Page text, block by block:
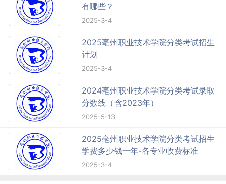
有哪些？
2025-3-4
2025亳州职业技术学院分类考试招生
计划
2025-3-4
2024亳州职业技术学院分类考试录取
分数线（含2023年）
2025-5-13
2025亳州职业技术学院分类考试招生
学费多少钱一年-各专业收费标准
2025-3-4